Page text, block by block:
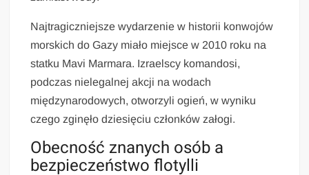
Najtragiczniejsze wydarzenie w historii konwojów
morskich do Gazy miało miejsce w 2010 roku na
statku Mavi Marmara. Izraelscy komandosi,
podczas nielegalnej akcji na wodach
międzynarodowych, otworzyli ogień, w wyniku
czego zginęło dziesięciu członków załogi.
Obecność znanych osób a
bezpieczeństwo flotylli